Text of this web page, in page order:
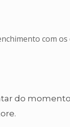
com
do